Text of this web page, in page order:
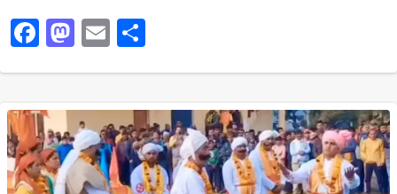
Facebook
Mastodon
Email